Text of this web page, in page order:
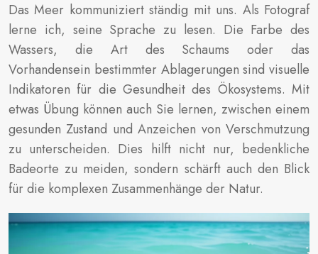
Das Meer kommuniziert ständig mit uns. Als Fotograf
lerne ich, seine Sprache zu lesen. Die Farbe des
Wassers, die Art des Schaums oder das
Vorhandensein bestimmter Ablagerungen sind visuelle
Indikatoren für die Gesundheit des Ökosystems. Mit
etwas Übung können auch Sie lernen, zwischen einem
gesunden Zustand und Anzeichen von Verschmutzung
zu unterscheiden. Dies hilft nicht nur, bedenkliche
Badeorte zu meiden, sondern schärft auch den Blick
für die komplexen Zusammenhänge der Natur.